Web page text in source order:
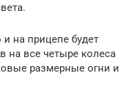
и на прицепе будет
на все четыре колеса
размерные огни и